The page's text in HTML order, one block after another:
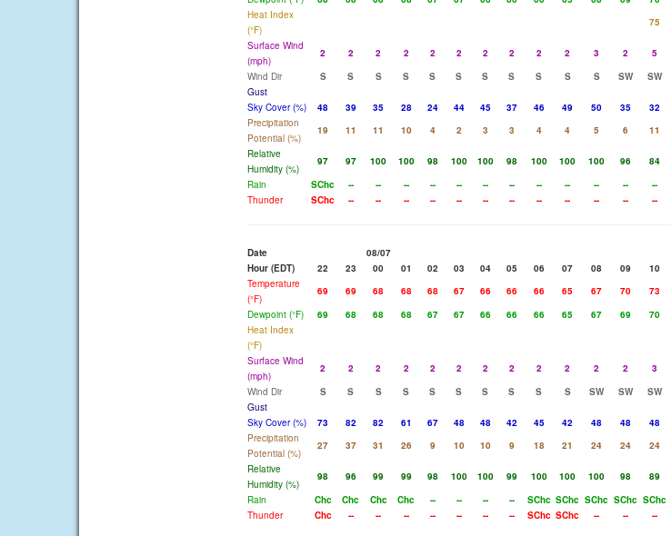
Heat Index
(°F)
75
Surface Wind
(mph)
2 2 2 2 2 2 2 2 2 2 3 2 5
Wind Dir
S S S S S S S S S S S SW SW
Gust
Sky Cover (%)
48 39 35 28 24 44 45 37 46 49 50 35 32
Precipitation
Potential (%)
19 11 11 10 4 2 3 3 4 4 5 6 11
Relative
Humidity (%)
97 97 100 100 98 100 100 98 100 100 100 96 84
Rain
SChc -- -- -- -- -- -- -- -- -- -- -- --
Thunder
SChc -- -- -- -- -- -- -- -- -- -- -- --
Date
08/07
Hour (EDT)
22 23 00 01 02 03 04 05 06 07 08 09 10
Temperature
(°F)
69 69 68 68 68 67 66 66 66 65 67 70 73
Dewpoint (°F)
69 68 68 68 67 67 66 66 66 65 67 69 70
Heat Index
(°F)
Surface Wind
(mph)
2 2 2 2 2 2 2 2 2 2 2 2 3
Wind Dir
S S S S S S S S S S SW SW SW
Gust
Sky Cover (%)
73 82 82 61 67 48 48 42 45 42 48 48 48
Precipitation
Potential (%)
27 37 31 26 9 10 10 9 18 21 24 24 24
Relative
Humidity (%)
98 96 99 99 98 100 100 99 100 100 100 98 89
Rain
Chc Chc Chc Chc -- -- -- -- SChc SChc SChc SChc SChc
Thunder
Chc -- -- -- -- -- -- -- SChc SChc -- -- --